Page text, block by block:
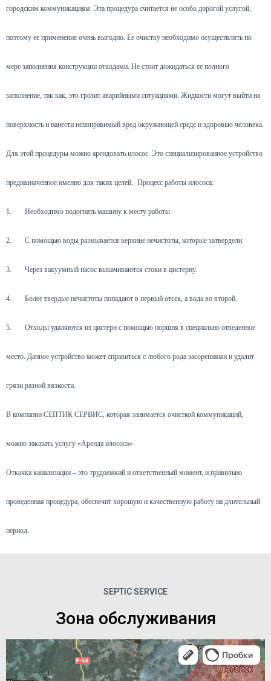
городским коммуникациям. Эта процедура считается не особо дорогой услугой,
поэтому ее применение очень выгодно. Ее очистку необходимо осуществлять по
мере заполнения конструкции отходами. Не стоит дожидаться ее полного
заполнение, так как, это грозит аварийными ситуациями. Жидкости могут выйти на
поверхность и нанести непоправимый вред окружающей среде и здоровью человека.
Для этой процедуры можно арендовать илосос. Это специализированное устройство
предназначенное именно для таких целей. Процесс работы илососа:
1. Необходимо подогнать машину к месту работы.
2. С помощью воды размывается верхние нечистоты, которые затвердели.
3. Через вакуумный насос выкачиваются стоки в цистерну.
4. Более твердые нечистоты попадают в первый отсек, а вода во второй.
5. Отходы удаляются из цистерн с помощью поршня в специально отведенное
место. Данное устройство может справиться с любого рода засорениями и удалит
грязи разной вязкости.
В компании СЕПТИК СЕРВИС, которая занимается очисткой коммуникаций,
можно заказать услугу «Аренда илососа»
Откачка канализации – это трудоемкий и ответственный момент, и правильно
проведенная процедура, обеспечит хорошую и качественную работу на длительный
период.
SEPTIC SERVICE
Зона обслуживания